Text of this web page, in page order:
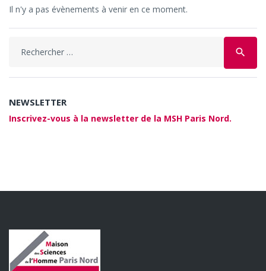
Il n'y a pas évènements à venir en ce moment.
search
NEWSLETTER
Inscrivez-vous à la newsletter de la MSH Paris Nord.